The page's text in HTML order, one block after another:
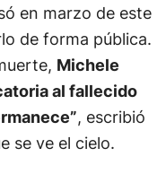
en marzo de este
de forma pública.
Michele
al fallecido
, escribió
se ve el cielo.